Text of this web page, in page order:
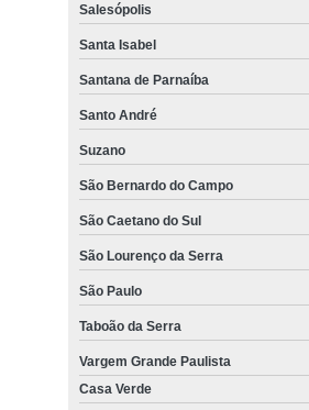
Salesópolis
Santa Isabel
Santana de Parnaíba
Santo André
Suzano
São Bernardo do Campo
São Caetano do Sul
São Lourenço da Serra
São Paulo
Taboão da Serra
Vargem Grande Paulista
Casa Verde